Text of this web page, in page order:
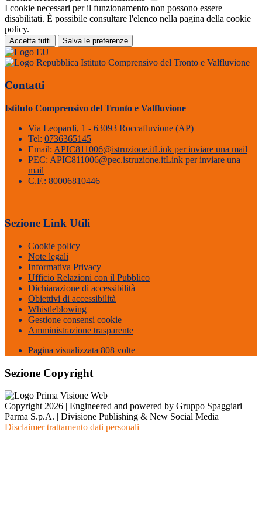
I cookie necessari per il funzionamento non possono essere
disabilitati. È possibile consultare l'elenco nella pagina della cookie
policy.
Accetta tutti Salva le preferenze
Istituto Comprensivo del Tronto e Valfluvione
Contatti
Istituto Comprensivo del Tronto e Valfluvione
Via Leopardi, 1 - 63093 Roccafluvione (AP)
Tel: 0736365145
Email: APIC811006@istruzione.itLink per inviare una mail
PEC: APIC811006@pec.istruzione.itLink per inviare una
mail
C.F.: 80006810446
Sezione Link Utili
Cookie policy
Note legali
Informativa Privacy
Ufficio Relazioni con il Pubblico
Dichiarazione di accessibilità
Obiettivi di accessibilità
Whistleblowing
Gestione consensi cookie
Amministrazione trasparente
Pagina visualizzata 808 volte
Sezione Copyright
Copyright 2026 | Engineered and powered by Gruppo Spaggiari
Parma S.p.A. | Divisione Publishing & New Social Media
Disclaimer trattamento dati personali